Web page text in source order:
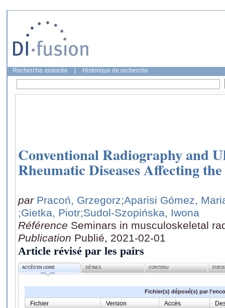
Recherche avancée Historique de recherche
Conventional Radiography and
Rheumatic Diseases Affecting
par Pracoń, Grzegorz;Aparisi Gómez,
;Gietka, Piotr;Sudol-Szopińska, Iwona
Référence Seminars in musculoskeletal
Publication Publié, 2021-02-01
Article révisé par les pairs
ACCÈS EN LIGNE DÉTAILS CONTENU
Fichier(s) déposé(s) par
Fichier Version Accès